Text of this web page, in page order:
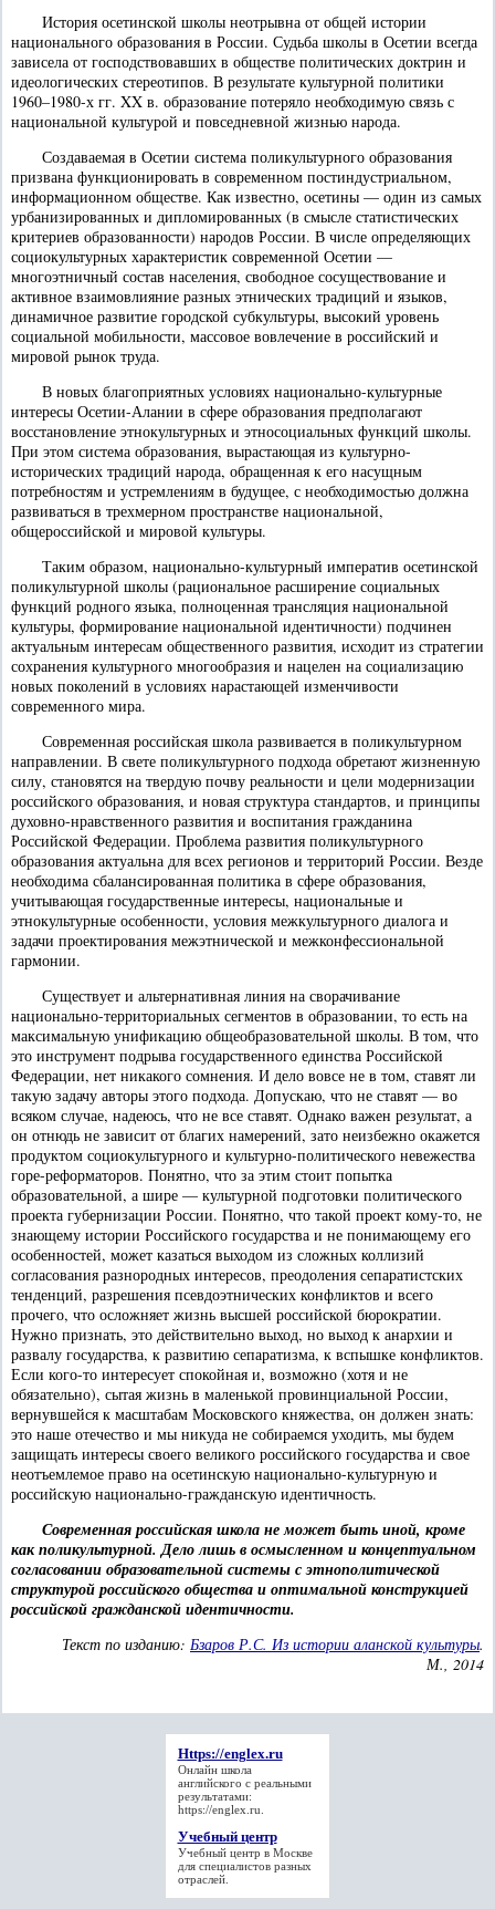
История осетинской школы неотрывна от общей истории
национального образования в России. Судьба школы в Осетии всегда
зависела от господствовавших в обществе политических доктрин и
идеологических стереотипов. В результате культурной политики
1960–1980-х гг. XX в. образование потеряло необходимую связь с
национальной культурой и повседневной жизнью народа.
Создаваемая в Осетии система поликультурного образования
призвана функционировать в современном постиндустриальном,
информационном обществе. Как известно, осетины — один из самых
урбанизированных и дипломированных (в смысле статистических
критериев образованности) народов России. В числе определяющих
социокультурных характеристик современной Осетии —
многоэтничный состав населения, свободное сосуществование и
активное взаимовлияние разных этнических традиций и языков,
динамичное развитие городской субкультуры, высокий уровень
социальной мобильности, массовое вовлечение в российский и
мировой рынок труда.
В новых благоприятных условиях национально-культурные
интересы Осетии-Алании в сфере образования предполагают
восстановление этнокультурных и этносоциальных функций школы.
При этом система образования, вырастающая из культурно-
исторических традиций народа, обращенная к его насущным
потребностям и устремлениям в будущее, с необходимостью должна
развиваться в трехмерном пространстве национальной,
общероссийской и мировой культуры.
Таким образом, национально-культурный императив осетинской
поликультурной школы (рациональное расширение социальных
функций родного языка, полноценная трансляция национальной
культуры, формирование национальной идентичности) подчинен
актуальным интересам общественного развития, исходит из стратегии
сохранения культурного многообразия и нацелен на социализацию
новых поколений в условиях нарастающей изменчивости
современного мира.
Современная российская школа развивается в поликультурном
направлении. В свете поликультурного подхода обретают жизненную
силу, становятся на твердую почву реальности и цели модернизации
российского образования, и новая структура стандартов, и принципы
духовно-нравственного развития и воспитания гражданина
Российской Федерации. Проблема развития поликультурного
образования актуальна для всех регионов и территорий России. Везде
необходима сбалансированная политика в сфере образования,
учитывающая государственные интересы, национальные и
этнокультурные особенности, условия межкультурного диалога и
задачи проектирования межэтнической и межконфессиональной
гармонии.
Существует и альтернативная линия на сворачивание
национально-территориальных сегментов в образовании, то есть на
максимальную унификацию общеобразовательной школы. В том, что
это инструмент подрыва государственного единства Российской
Федерации, нет никакого сомнения. И дело вовсе не в том, ставят ли
такую задачу авторы этого подхода. Допускаю, что не ставят — во
всяком случае, надеюсь, что не все ставят. Однако важен результат, а
он отнюдь не зависит от благих намерений, зато неизбежно окажется
продуктом социокультурного и культурно-политического невежества
горе-реформаторов. Понятно, что за этим стоит попытка
образовательной, а шире — культурной подготовки политического
проекта губернизации России. Понятно, что такой проект кому-то, не
знающему истории Российского государства и не понимающему его
особенностей, может казаться выходом из сложных коллизий
согласования разнородных интересов, преодоления сепаратистских
тенденций, разрешения псевдоэтнических конфликтов и всего
прочего, что осложняет жизнь высшей российской бюрократии.
Нужно признать, это действительно выход, но выход к анархии и
развалу государства, к развитию сепаратизма, к вспышке конфликтов.
Если кого-то интересует спокойная и, возможно (хотя и не
обязательно), сытая жизнь в маленькой провинциальной России,
вернувшейся к масштабам Московского княжества, он должен знать:
это наше отечество и мы никуда не собираемся уходить, мы будем
защищать интересы своего великого российского государства и свое
неотъемлемое право на осетинскую национально-культурную и
российскую национально-гражданскую идентичность.
Современная российская школа не может быть иной, кроме
как поликультурной. Дело лишь в осмысленном и концептуальном
согласовании образовательной системы с этнополитической
структурой российского общества и оптимальной конструкцией
российской гражданской идентичности.
Текст по изданию: Бзаров Р.С. Из истории аланской культуры.
М., 2014
Https://englex.ru
Онлайн школа
английского с реальными
результатами:
https://englex.ru.
Учебный центр
Учебный центр в Москве
для специалистов разных
отраслей.